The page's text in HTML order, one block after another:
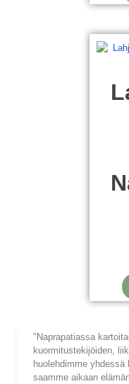
"Naprapatiassa
kuormitustekijöiden,
huolehdimme
saamme aikaan